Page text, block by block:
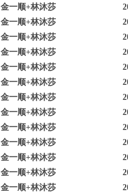
金一顺+林沐莎
金一顺+林沐莎
金一顺+林沐莎
金一顺+林沐莎
金一顺+林沐莎
金一顺+林沐莎
金一顺+林沐莎
金一顺+林沐莎
金一顺+林沐莎
金一顺+林沐莎
金一顺+林沐莎
金一顺+林沐莎
金一顺+林沐莎